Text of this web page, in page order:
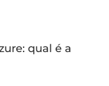
qual é a